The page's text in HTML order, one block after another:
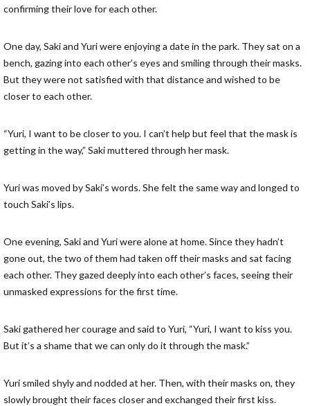
confirming their love for each other.
One day, Saki and Yuri were enjoying a date in the park. They sat on a
bench, gazing into each other’s eyes and smiling through their masks.
But they were not satisfied with that distance and wished to be
closer to each other.
“Yuri, I want to be closer to you. I can’t help but feel that the mask is
getting in the way,” Saki muttered through her mask.
Yuri was moved by Saki’s words. She felt the same way and longed to
touch Saki’s lips.
One evening, Saki and Yuri were alone at home. Since they hadn’t
gone out, the two of them had taken off their masks and sat facing
each other. They gazed deeply into each other’s faces, seeing their
unmasked expressions for the first time.
Saki gathered her courage and said to Yuri, “Yuri, I want to kiss you.
But it’s a shame that we can only do it through the mask.”
Yuri smiled shyly and nodded at her. Then, with their masks on, they
slowly brought their faces closer and exchanged their first kiss.